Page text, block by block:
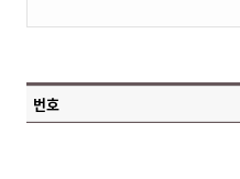
번호